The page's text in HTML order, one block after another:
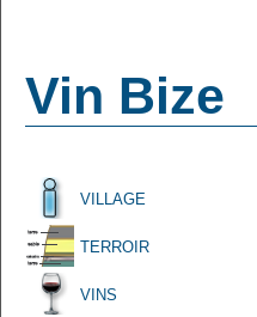
Vin Bize
VILLAGE
TERROIR
VINS